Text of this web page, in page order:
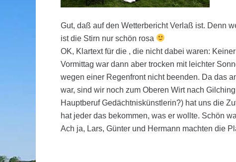
Gut, daß auf den Wetterbericht Verlaß ist. Denn
ist die Stirn nur schön rosa
OK, Klartext für die , die nicht dabei waren:
Vormittag war dann aber trocken mit leichter
wegen einer Regenfront nicht beenden. Da das
war, sind wir noch zum Oberen Wirt nach
Hauptberuf Gedächtniskünstlerin?) hat uns die
hat jeder das bekommen, was er wollte. Schön
Ach ja, Lars, Günter und Hermann machten die